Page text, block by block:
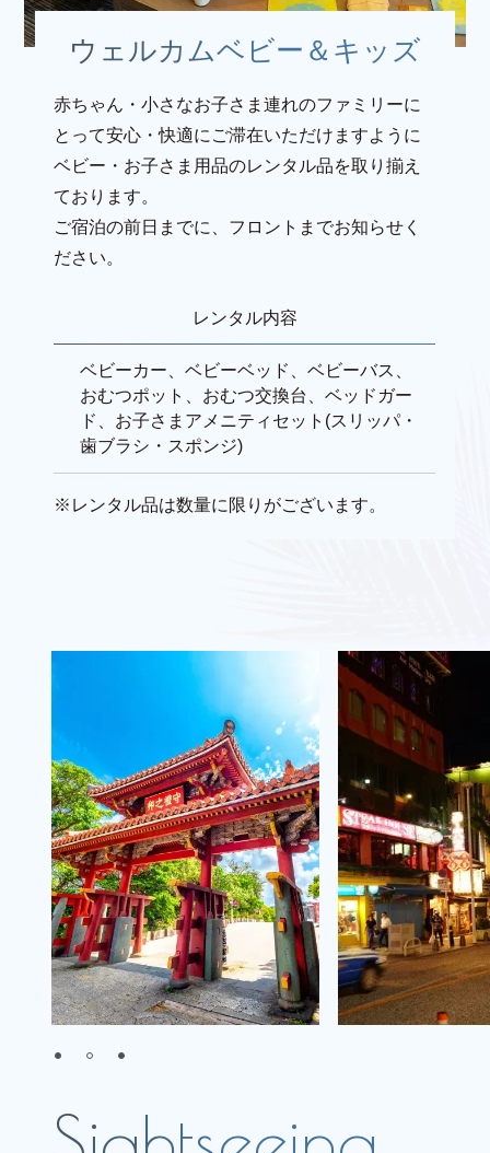
ウェルカムベビー＆キッズ
赤ちゃん・小さなお子さま連れのファミリーに
とって安心・快適にご滞在いただけますように
ベビー・お子さま用品のレンタル品を取り揃え
ております。
ご宿泊の前日までに、フロントまでお知らせく
ださい。
レンタル内容
ベビーカー、ベビーベッド、ベビーバス、
おむつポット、おむつ交換台、ベッドガー
ド、お子さまアメニティセット(スリッパ・
歯ブラシ・スポンジ)
※レンタル品は数量に限りがございます。